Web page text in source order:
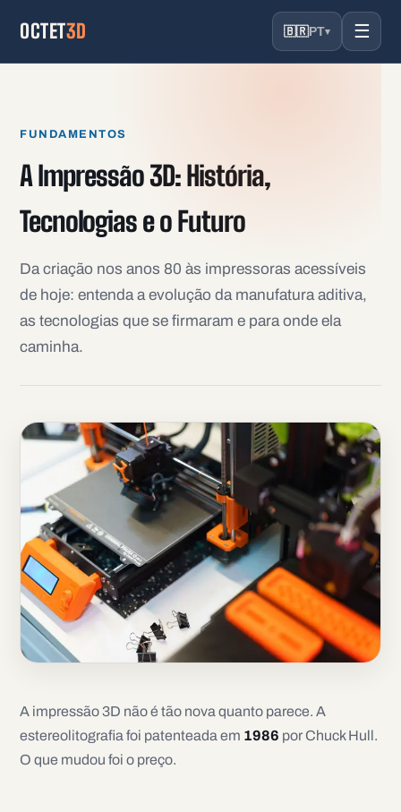
OCTET3D 🇧🇷PT▾ ☰
FUNDAMENTOS
A Impressão 3D: História,
Tecnologias e o Futuro
Da criação nos anos 80 às impressoras acessíveis
de hoje: entenda a evolução da manufatura aditiva,
as tecnologias que se firmaram e para onde ela
caminha.
A impressão 3D não é tão nova quanto parece. A
estereolitografia foi patenteada em 1986 por Chuck Hull.
O que mudou foi o preço.